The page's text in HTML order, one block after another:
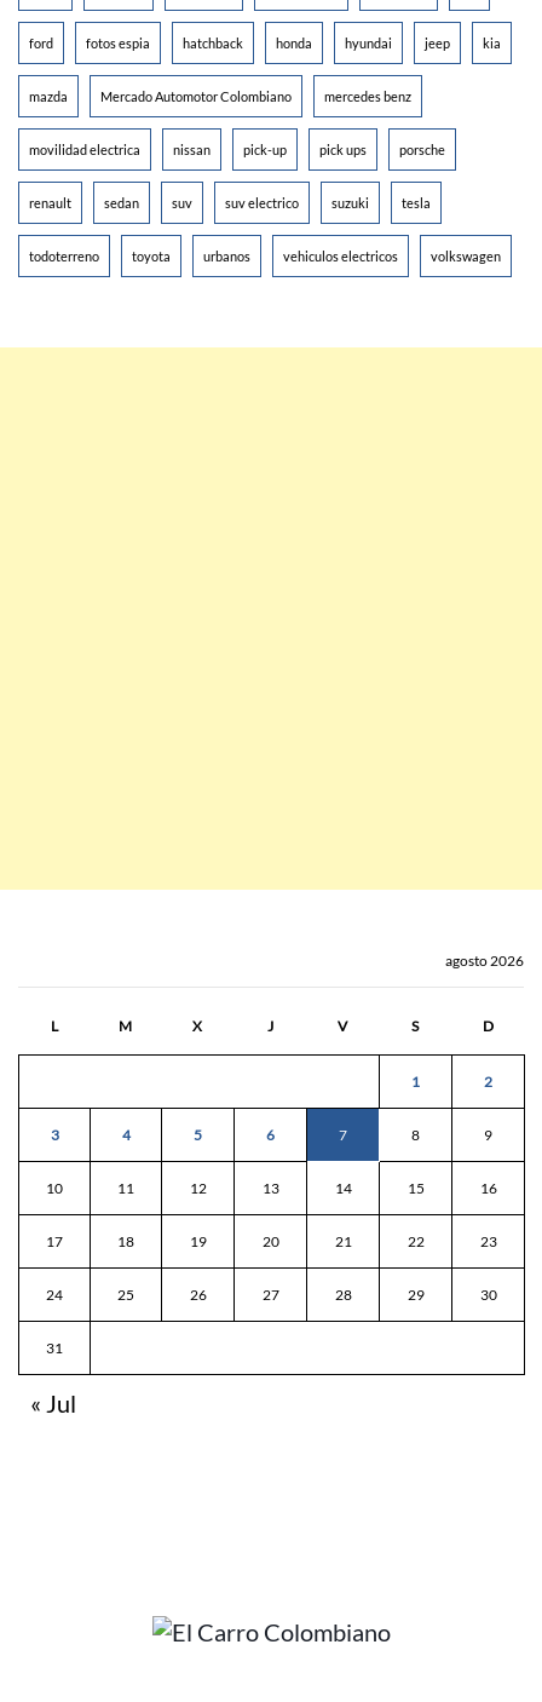
ford fotos espia hatchback honda hyundai jeep kia
mazda Mercado Automotor Colombiano mercedes benz
movilidad electrica nissan pick-up pick ups porsche
renault sedan suv suv electrico suzuki tesla
todoterreno toyota urbanos vehiculos electricos volkswagen
agosto 2026
L M X J V S D
1 2
3 4 5 6 7 8 9
10 11 12 13 14 15 16
17 18 19 20 21 22 23
24 25 26 27 28 29 30
31
« Jul